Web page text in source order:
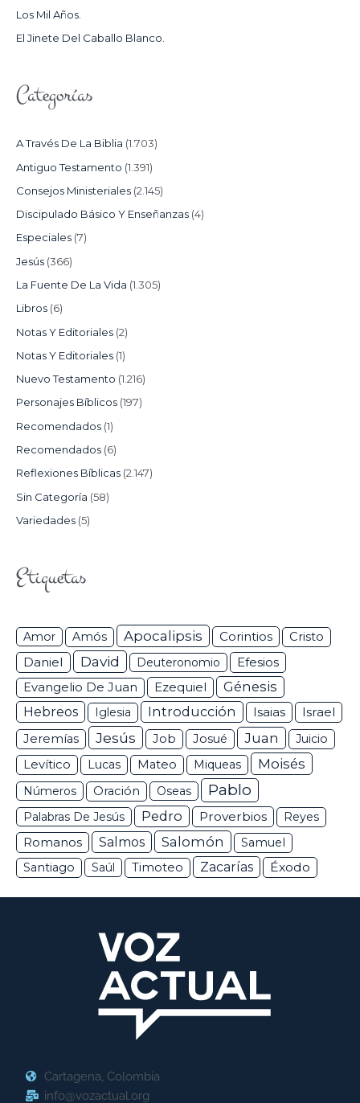
:Los Mil Años.
El Jinete Del Caballo Blanco.
Categorías
A Través De La Biblia (1.703)
Antiguo Testamento (1.391)
Consejos Ministeriales (2.145)
Discipulado Básico Y Enseñanzas (4)
Especiales (7)
Jesús (366)
La Fuente De La Vida (1.305)
Libros (6)
Notas Y Editoriales (2)
Notas Y Editoriales (1)
Nuevo Testamento (1.216)
Personajes Bíblicos (197)
Recomendados (1)
Recomendados (6)
Reflexiones Bíblicas (2.147)
Sin Categoría (58)
Variedades (5)
Etiquetas
Amor Amós Apocalipsis Corintios Cristo
Daniel David Deuteronomio Efesios
Evangelio De Juan Ezequiel
Génesis
Hebreos
Iglesia Introducción Isaias Israel
Jeremías Jesús Job Josué Juan
Juicio
Levítico
Lucas Mateo Miqueas Moisés
Números Oración Oseas Pablo
Palabras De Jesús Pedro Proverbios Reyes
Romanos Salmos Salomón
Samuel
Santiago
Saúl Timoteo Zacarías Éxodo
Cartagena, Colombia
info@vozactual.org